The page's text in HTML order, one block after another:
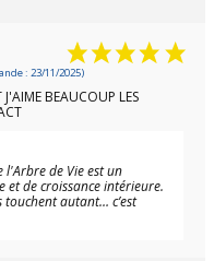
: 23/11/2025)
BEAUCOUP LES
de Vie est un
et de croissance intérieure.
autant… c’est